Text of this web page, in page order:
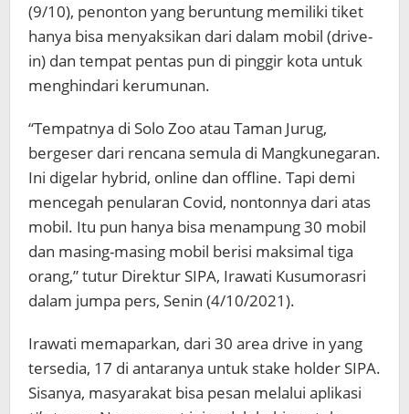
(9/10), penonton yang beruntung memiliki tiket
hanya bisa menyaksikan dari dalam mobil (drive-
in) dan tempat pentas pun di pinggir kota untuk
menghindari kerumunan.
“Tempatnya di Solo Zoo atau Taman Jurug,
bergeser dari rencana semula di Mangkunegaran.
Ini digelar hybrid, online dan offline. Tapi demi
mencegah penularan Covid, nontonnya dari atas
mobil. Itu pun hanya bisa menampung 30 mobil
dan masing-masing mobil berisi maksimal tiga
orang,” tutur Direktur SIPA, Irawati Kusumorasri
dalam jumpa pers, Senin (4/10/2021).
Irawati memaparkan, dari 30 area drive in yang
tersedia, 17 di antaranya untuk stake holder SIPA.
Sisanya, masyarakat bisa pesan melalui aplikasi